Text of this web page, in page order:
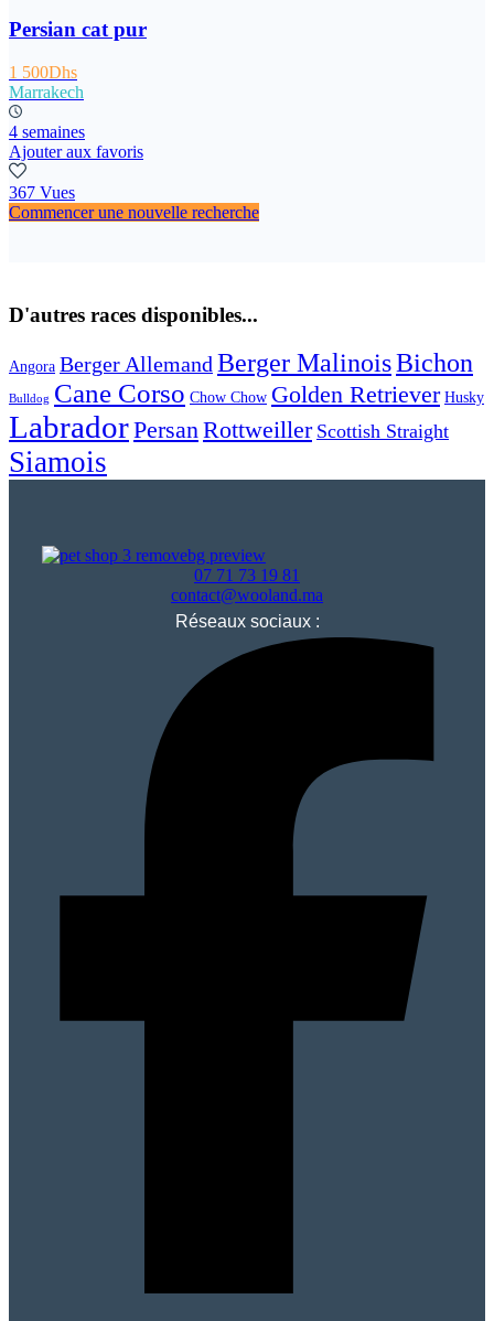
Persian cat pur
1 500Dhs
Marrakech
4 semaines
Ajouter aux favoris
367 Vues
Commencer une nouvelle recherche
D'autres races disponibles...
Angora Berger Allemand Berger MalinoisBichon
Bulldog Cane Corso Chow Chow Golden Retriever Husky
LabradorPersan Rottweiller Scottish Straight
Siamois
07 71 73 19 81
contact@wooland.ma
Réseaux sociaux :